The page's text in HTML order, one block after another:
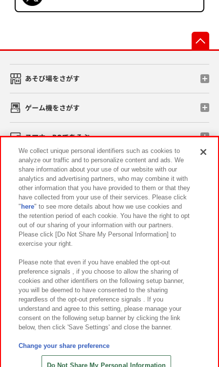
あそび場をさがす
ゲーム機をさがす
スマホ・PCであそぶ
イベント・キャンペーン
関連会社 サステナビリティ サイトポリシー
プライバシーポリシー ウェブアクセシビリティ方針と検証結果
お取引先さまとともに
カスタマーハラスメント対応方針 よくあるご質問・お問い合わせ
©Bandai Namco Amusement Inc.
©Bandai Namco Amusement Lab Inc.
©HANAYASHIKI Co., Ltd. All Rights Reserved.
We collect unique personal identifiers such as cookies to
analyze our traffic and to personalize content and ads. We
share information about your use of our website with our
analytics and advertising partners, who may combine it with
other information that you have provided to them or that they
have collected from your use of their services. Please click
" here" to see more details about how we use cookies and
the retention period of each cookie. You have the right to opt
out of our sharing of your information with our partners.
Please click [Do Not Share My Personal Information] to
exercise your right.
Please note that even if you have enabled the opt-out
preference signals , if you choose to allow the sharing of
cookies and other identifiers on the following setup banner,
you will be deemed to have consented to the sharing
regardless of the opt-out preference signals . If you
understand and agree to this setting, please manage your
consent on the following setup banner by clicking the link
below, then click 'Save Settings' and close the banner.
Change your share preference
Do Not Share My Personal Information